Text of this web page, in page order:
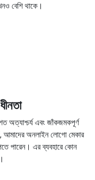
বেশি থাকে।
অত্যাশ্চর্য এবং জাঁকজমকপূর্ণ
আমাদের অনলাইন লোগো মেকার
পারেন। এর ব্যবহারে কোন